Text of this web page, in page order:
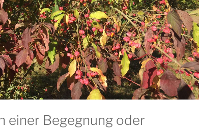
einer Begegnung oder